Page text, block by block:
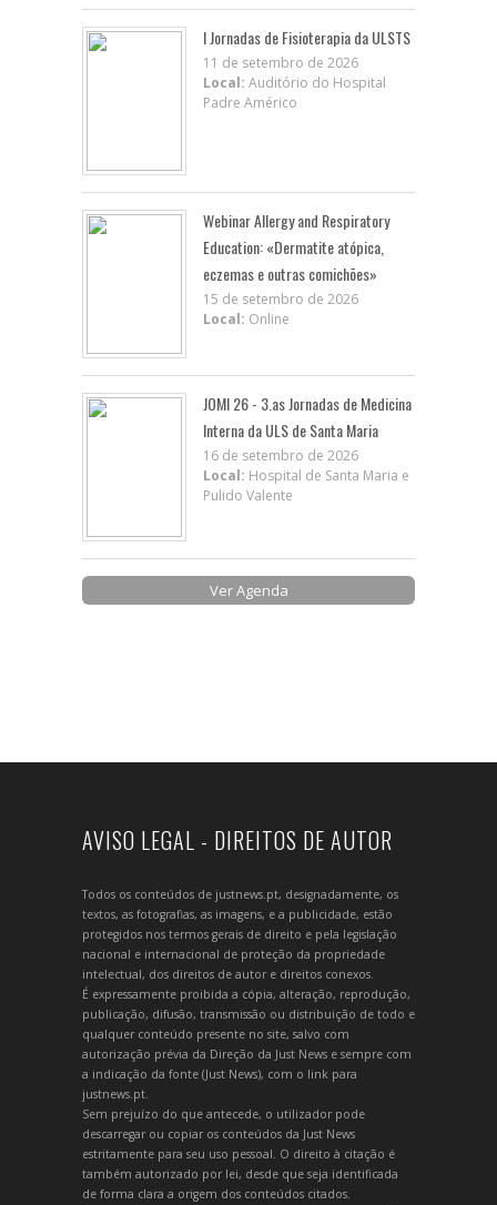
I Jornadas de Fisioterapia da ULSTS
11 de setembro de 2026
Local: Auditório do Hospital
Padre Américo
Webinar Allergy and Respiratory
Education: «Dermatite atópica,
eczemas e outras comichões»
15 de setembro de 2026
Local: Online
JOMI 26 - 3.as Jornadas de Medicina
Interna da ULS de Santa Maria
16 de setembro de 2026
Local: Hospital de Santa Maria e
Pulido Valente
Ver Agenda
AVISO LEGAL - DIREITOS DE AUTOR
Todos os conteúdos de justnews.pt, designadamente, os
textos, as fotografias, as imagens, e a publicidade, estão
protegidos nos termos gerais de direito e pela legislação
nacional e internacional de proteção da propriedade
intelectual, dos direitos de autor e direitos conexos.
É expressamente proibida a cópia, alteração, reprodução,
publicação, difusão, transmissão ou distribuição de todo e
qualquer conteúdo presente no site, salvo com
autorização prévia da Direção da Just News e sempre com
a indicação da fonte (Just News), com o link para
justnews.pt.
Sem prejuízo do que antecede, o utilizador pode
descarregar ou copiar os conteúdos da Just News
estritamente para seu uso pessoal. O direito à citação é
também autorizado por lei, desde que seja identificada
de forma clara a origem dos conteúdos citados.